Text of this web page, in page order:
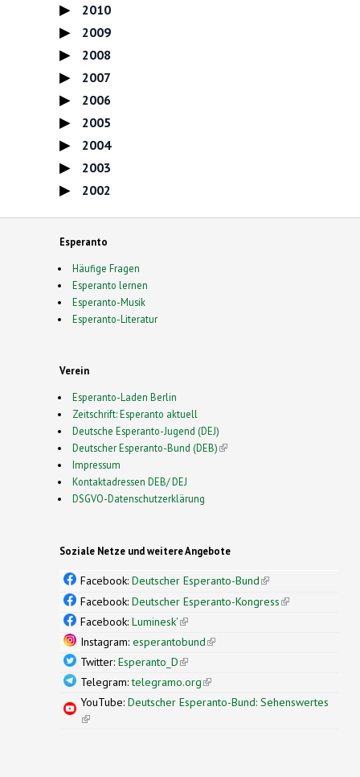
2010
2009
2008
2007
2006
2005
2004
2003
2002
Esperanto
Häufige Fragen
Esperanto lernen
Esperanto-Musik
Esperanto-Literatur
Verein
Esperanto-Laden Berlin
Zeitschrift: Esperanto aktuell
Deutsche Esperanto-Jugend (DEJ)
Deutscher Esperanto-Bund (DEB)(link is external)
Impressum
Kontaktadressen DEB/ DEJ
DSGVO-Datenschutzerklärung
Soziale Netze und weitere Angebote
Facebook: Deutscher Esperanto-Bund(link is
external)
Facebook: Deutscher Esperanto-Kongress(link is
Facebook: Luminesk'(link is external)
Instagram: esperantobund(link is external)
Twitter: Esperanto_D(link is external)
Telegram:telegramo.org(link is external)
YouTube: Deutscher Esperanto-Bund: Sehenswertes
(link is external)